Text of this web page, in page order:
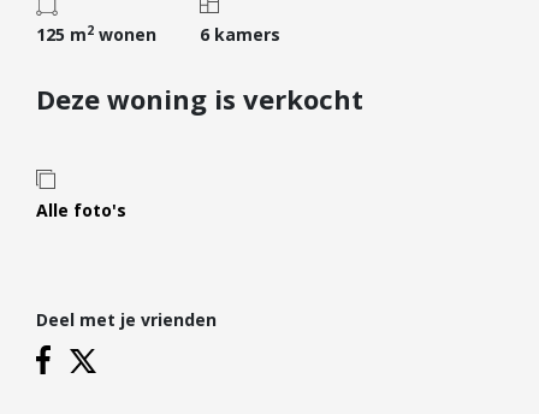
Taxeren
Projectontwikkelaars
Particulieren
Hypotheek oversluiten
Hypotheek verhogen
125 m2 wonen 6 kamers
Deze woning is verkocht
Alle foto's
Deel met je vrienden